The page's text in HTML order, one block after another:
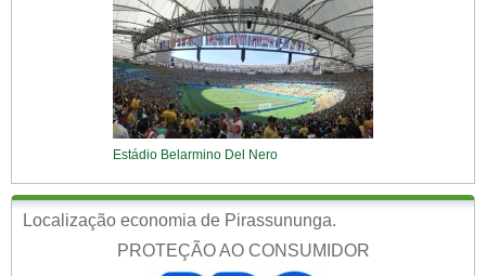
Estádio Belarmino Del Nero
Localização economia de Pirassununga.
PROTEÇÃO AO CONSUMIDOR